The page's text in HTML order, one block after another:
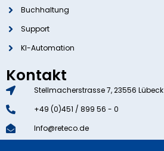
Buchhaltung
Support
KI-Automation
Kontakt
Stellmacherstrasse 7, 23556 Lübeck
+49 (0)451 / 899 56 - 0
Info@reteco.de